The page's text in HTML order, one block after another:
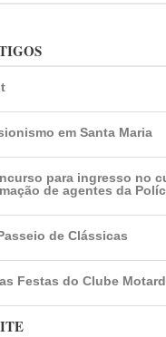
em Santa Maria
para ingresso no
de agentes da
de Clássicas
Festas do Clube